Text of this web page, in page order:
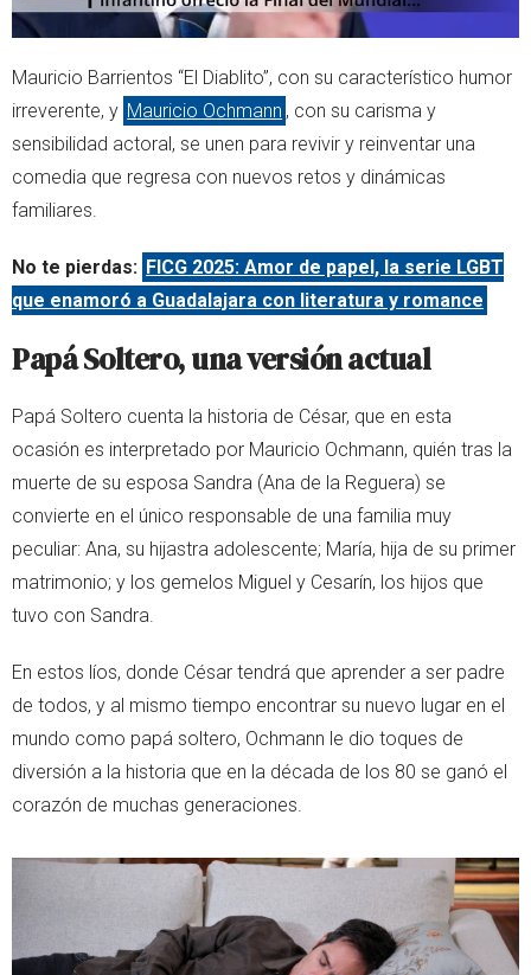
Mauricio Barrientos “El Diablito”, con su característico humor
irreverente, y Mauricio Ochmann , con su carisma y
sensibilidad actoral, se unen para revivir y reinventar una
comedia que regresa con nuevos retos y dinámicas
familiares.
No te pierdas: FICG 2025: Amor de papel, la serie LGBT
que enamoró a Guadalajara con literatura y romance
Papá Soltero, una versión actual
Papá Soltero cuenta la historia de César, que en esta
ocasión es interpretado por Mauricio Ochmann, quién tras la
muerte de su esposa Sandra (Ana de la Reguera) se
convierte en el único responsable de una familia muy
peculiar: Ana, su hijastra adolescente; María, hija de su primer
matrimonio; y los gemelos Miguel y Cesarín, los hijos que
tuvo con Sandra.
En estos líos, donde César tendrá que aprender a ser padre
de todos, y al mismo tiempo encontrar su nuevo lugar en el
mundo como papá soltero, Ochmann le dio toques de
diversión a la historia que en la década de los 80 se ganó el
corazón de muchas generaciones.